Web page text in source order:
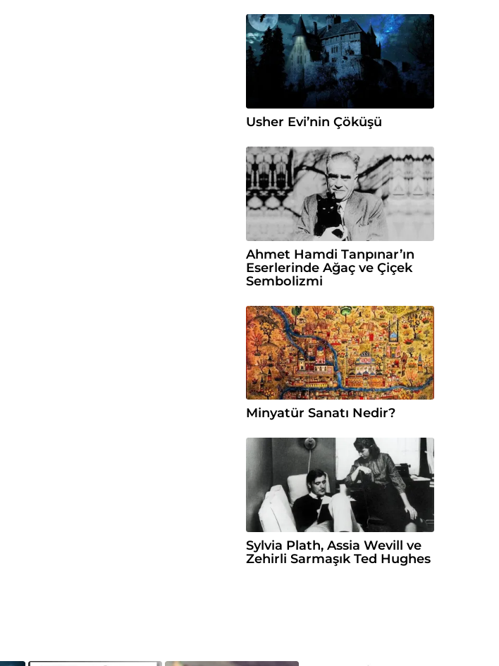
Usher Evi’nin Çöküşü
Ahmet Hamdi Tanpınar’ın
Eserlerinde Ağaç ve Çiçek
Sembolizmi
Minyatür Sanatı Nedir?
Sylvia Plath, Assia Wevill ve
Zehirli Sarmaşık Ted Hughes